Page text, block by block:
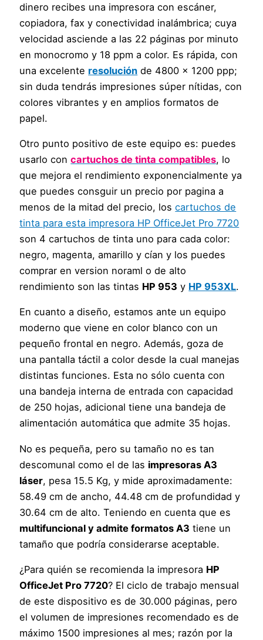
dinero recibes una impresora con escáner,
copiadora, fax y conectividad inalámbrica; cuya
velocidad asciende a las 22 páginas por minuto
en monocromo y 18 ppm a color. Es rápida, con
una excelente resolución de 4800 x 1200 ppp;
sin duda tendrás impresiones súper nítidas, con
colores vibrantes y en amplios formatos de
papel.
Otro punto positivo de este equipo es: puedes
usarlo concartuchos de tinta compatibles, lo
que mejora el rendimiento exponencialmente ya
que puedes consguir un precio por pagina a
menos de la mitad del precio, loscartuchos de
tinta para esta impresora HP OfficeJet Pro 7720
son 4 cartuchos de tinta uno para cada color:
negro, magenta, amarillo y cían y los puedes
comprar en version noraml o de alto
rendimiento son las tintas HP 953 y HP 953XL.
En cuanto a diseño, estamos ante un equipo
moderno que viene en color blanco con un
pequeño frontal en negro. Además, goza de
una pantalla táctil a color desde la cual manejas
distintas funciones. Esta no sólo cuenta con
una bandeja interna de entrada con capacidad
de 250 hojas, adicional tiene una bandeja de
alimentación automática que admite 35 hojas.
No es pequeña, pero su tamaño no es tan
descomunal como el de las impresoras A3
láser, pesa 15.5 Kg, y mide aproximadamente:
58.49 cm de ancho, 44.48 cm de profundidad y
30.64 cm de alto. Teniendo en cuenta que es
multifuncional y admite formatos A3 tiene un
tamaño que podría considerarse aceptable.
¿Para quién se recomienda la impresora HP
OfficeJet Pro 7720? El ciclo de trabajo mensual
de este dispositivo es de 30.000 páginas, pero
el volumen de impresiones recomendado es de
máximo 1500 impresiones al mes; razón por la